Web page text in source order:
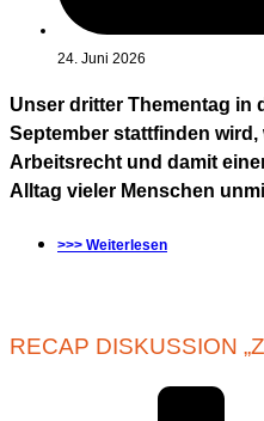
24. Juni 2026
Unser dritter Thementag in
September stattfinden
Arbeitsrecht und damit
Alltag vieler Menschen
>>> Weiterlesen
RECAP DISKUSSION